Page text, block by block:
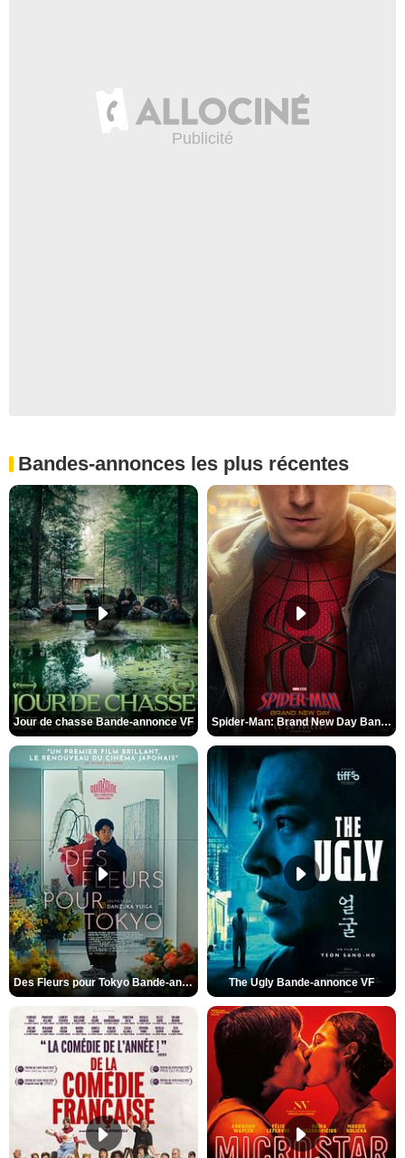
Bandes-annonces les plus récentes
Jour de chasse Bande-annonce VF Spider-Man: Brand New Day Bande-annonce (3) VO STFR
Des Fleurs pour Tokyo Bande-annonce VO STFR The Ugly Bande-annonce VF